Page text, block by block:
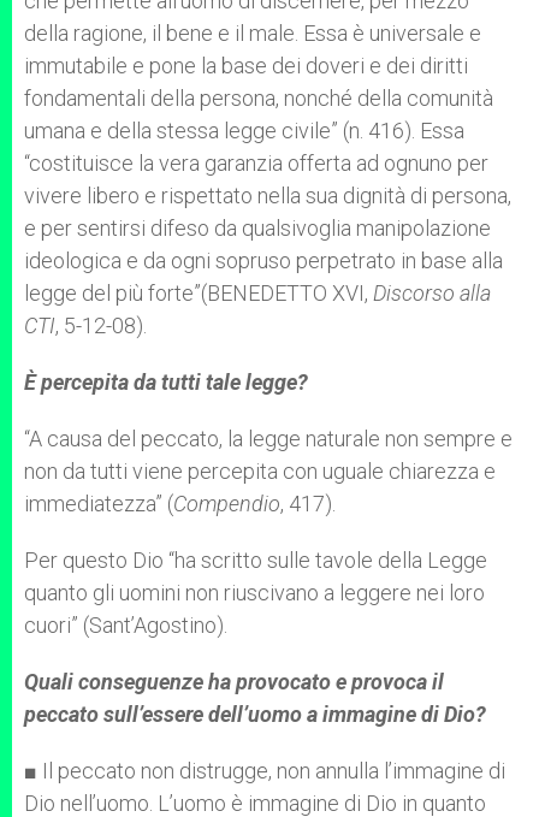
della ragione, il bene e il male. Essa è universale e
immutabile e pone la base dei doveri e dei diritti
fondamentali della persona, nonché della comunità
umana e della stessa legge civile” (n. 416). Essa
“costituisce la vera garanzia offerta ad ognuno per
vivere libero e rispettato nella sua dignità di persona,
e per sentirsi difeso da qualsivoglia manipolazione
ideologica e da ogni sopruso perpetrato in base alla
legge del più forte”(BENEDETTO XVI, Discorso alla
CTI, 5-12-08).
È percepita da tutti tale legge?
“A causa del peccato, la legge naturale non sempre e
non da tutti viene percepita con uguale chiarezza e
immediatezza” (Compendio, 417).
Per questo Dio “ha scritto sulle tavole della Legge
quanto gli uomini non riuscivano a leggere nei loro
cuori” (Sant’Agostino).
Quali conseguenze ha provocato e provoca il
peccato sull’essere dell’uomo a immagine di Dio?
■ Il peccato non distrugge, non annulla l’immagine di
Dio nell’uomo. L’uomo è immagine di Dio in quanto